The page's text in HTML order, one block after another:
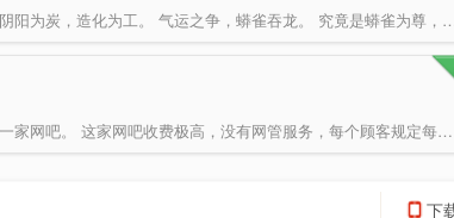
天地为炉，万物为铜，阴阳为炭，造化为工。 气运之争，
在遥远的异界，有这样一家网吧。 这家网吧收费极高，没有网管服务，每个顾客规定每天最多只能玩6小时…
下